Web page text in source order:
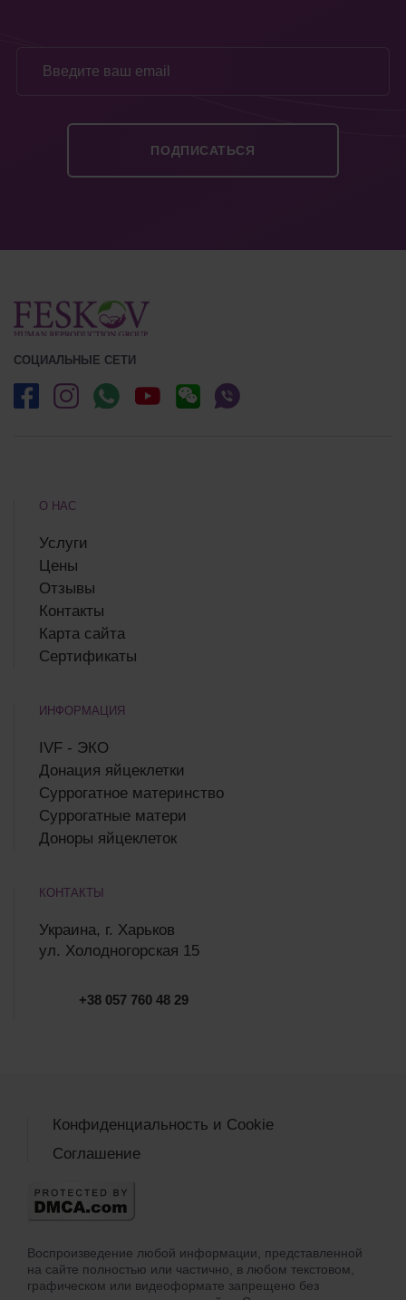
СОЦИАЛЬНЫЕ СЕТИ
О НАС
Услуги
Цены
Отзывы
Контакты
Карта сайта
Сертификаты
ИНФОРМАЦИЯ
IVF - ЭКО
Донация яйцеклетки
Суррогатное материнство
Суррогатные матери
Доноры яйцеклеток
КОНТАКТЫ
Украина, г. Харьков
ул. Холодногорская 15
+38 057 760 48 29
Воспроизведение любой информации, представленной
на сайте полностью или частично, в любом текстовом,
графическом или видеоформате запрещено без
Конфиденциальность и Cookie
Соглашение